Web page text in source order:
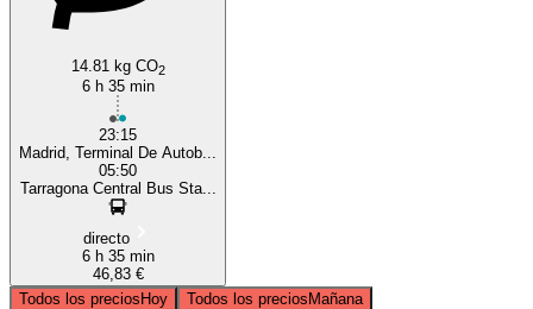
14.81 kg CO2
6 h 35 min
23:15
Madrid, Terminal De Autob...
05:50
Tarragona Central Bus Sta...
directo
6 h 35 min
46,83 €
Todos los preciosHoy Todos los preciosMañana